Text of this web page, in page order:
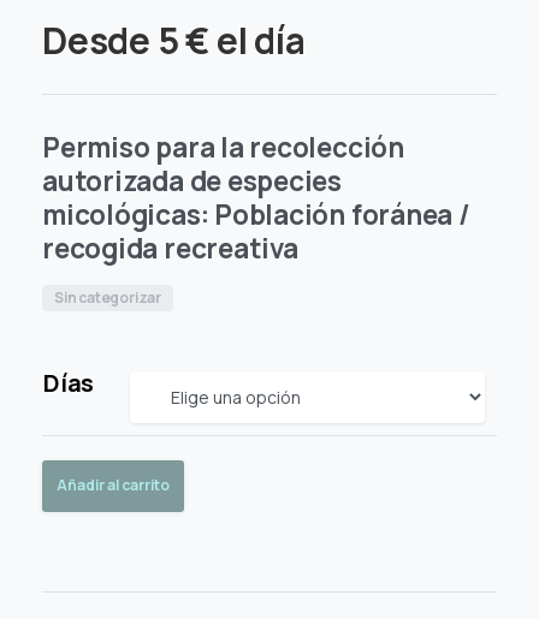
Desde 5€el día
Permiso para la recolección
autorizada de especies
micológicas: Población foránea /
recogida recreativa
Sin categorizar
Días
Añadir al carrito